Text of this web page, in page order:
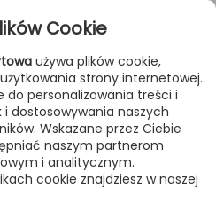
& SORTOWANIE
a-emotional light Produkt
a-emotional light
Cookie
używa plików cookie,
strony internetowej.
do personalizowania treści i
dostosowywania naszych
Wskazane przez Ciebie
naszym partnerom
i analitycznym.
cookie znajdziesz w naszej